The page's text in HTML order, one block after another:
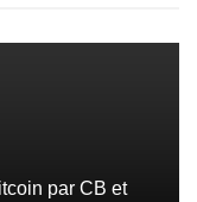
par CB et